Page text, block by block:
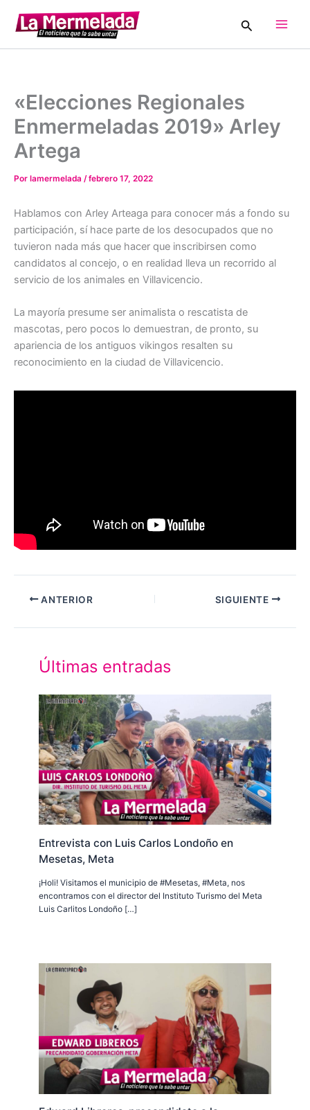
contenido
Buscar
«Elecciones Regionales
Enmermeladas 2019» Arley
Artega
Por lamermelada /febrero 17, 2022
Hablamos con Arley Arteaga para conocer más a fondo su
participación, sí hace parte de los desocupados que no
tuvieron nada más que hacer que inscribirsen como
candidatos al concejo, o en realidad lleva un recorrido al
servicio de los animales en Villavicencio.
La mayoría presume ser animalista o rescatista de
mascotas, pero pocos lo demuestran, de pronto, su
apariencia de los antiguos vikingos resalten su
reconocimiento en la ciudad de Villavicencio.
ANTERIOR SIGUIENTE
Últimas entradas
Entrevista con Luis Carlos Londoño en
Mesetas, Meta
¡Holi! Visitamos el municipio de #Mesetas, #Meta, nos
encontramos con el director del Instituto Turismo del Meta
Luis Carlitos Londoño […]